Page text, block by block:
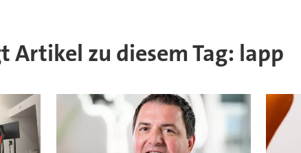
Artikel zu diesem Tag: lapp